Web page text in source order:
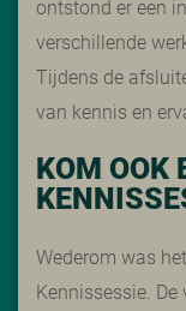
ontstond er een
verschillende
Tijdens de
van kennis en
KOM OOK
Wederom was
Kennissessie.